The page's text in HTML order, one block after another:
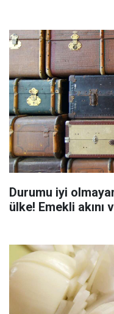
Durumu iyi
ülke! Emekli akını